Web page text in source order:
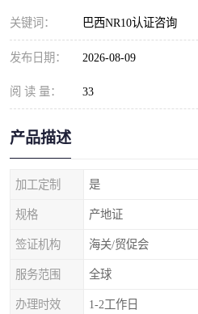
关键词： 巴西NR10认证咨询
发布日期： 2026-08-09
阅 读 量： 33
产品描述
加工定制 是
规格 产地证
签证机构 海关/贸促会
服务范围 全球
办理时效 1-2工作日